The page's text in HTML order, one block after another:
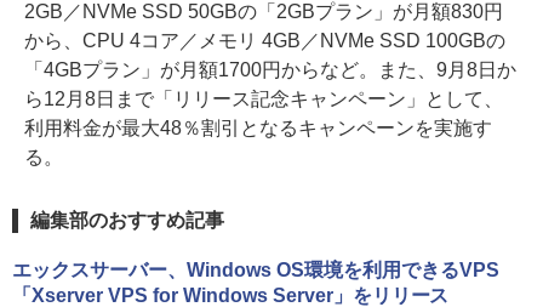
2GB／NVMe SSD 50GBの「2GBプラン」が月額830円
から、CPU 4コア／メモリ 4GB／NVMe SSD 100GBの
「4GBプラン」が月額1700円からなど。また、9月8日か
ら12月8日まで「リリース記念キャンペーン」として、
利用料金が最大48％割引となるキャンペーンを実施す
る。
編集部のおすすめ記事
エックスサーバー、Windows OS環境を利用できるVPS
「Xserver VPS for Windows Server」をリリース